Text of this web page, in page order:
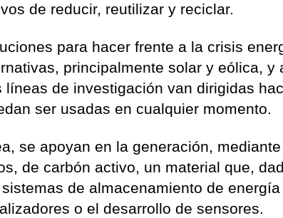
de reducir, reutilizar y reciclar.
para hacer frente a la crisis
principalmente solar y eólica, y
de investigación van dirigidas
ser usadas en cualquier momento.
se apoyan en la generación,
de carbón activo, un material que,
de almacenamiento de
o el desarrollo de sensores.